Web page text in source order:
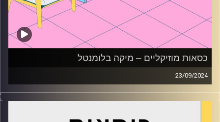
כסאות מוזיקליים – מיקה בלומנטל
23/09/2024
כסאות מוזיקליים עם מיקה בלומנטל